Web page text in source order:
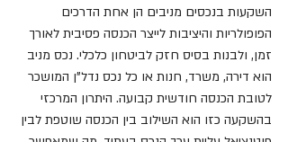
השקעות בנכסים מניבים הן אחת הדרכים
הפופולריות והיציבות לייצר הכנסה פסיבית לאורך
זמן, ולבנות בסיס חזק לביטחון כלכלי. נכס מניב
הוא דירה, משרד, חנות או כל נכס נדל"ן המושכר
לטובת הכנסה חודשית קבועה. היתרון המרכזי
בהשקעה כזו הוא השילוב בין הכנסה שוטפת לבין